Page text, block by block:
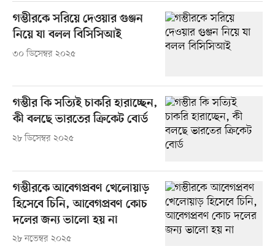
গম্ভীরকে সরিয়ে দেওয়ার গুঞ্জন
নিয়ে যা বলল বিসিসিআই
৩০ ডিসেম্বর ২০২৫
গম্ভীর কি সত্যিই চাকরি হারাচ্ছেন,
কী বলছে ভারতের ক্রিকেট বোর্ড
২৮ ডিসেম্বর ২০২৫
গম্ভীরকে আবেগপ্রবণ খেলোয়াড়
হিসেবে চিনি, আবেগপ্রবণ কোচ
দলের জন্য ভালো হয় না
২৮ নভেম্বর ২০২৫